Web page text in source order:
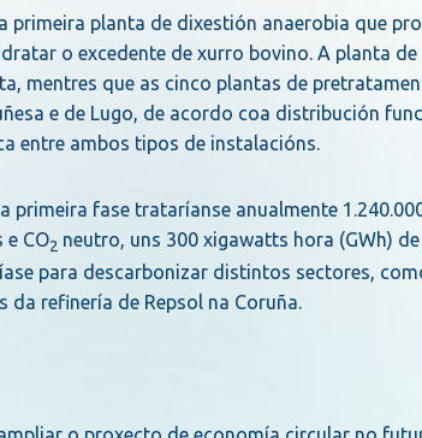
primeira planta de dixestión anaerobia que
o excedente de xurro bovino. A planta de
mentres que as cinco plantas de
e de Lugo, de acordo coa distribución
entre ambos tipos de instalacións.
fase trataríanse anualmente
CO2 neutro, uns 300 xigawatts hora (GWh)
para descarbonizar distintos sectores,
refinería de Repsol na Coruña.